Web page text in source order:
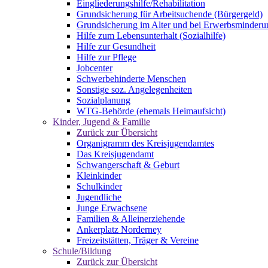
Eingliederungshilfe/Rehabilitation
Grundsicherung für Arbeitsuchende (Bürgergeld)
Grundsicherung im Alter und bei
Hilfe zum Lebensunterhalt (Sozialhilfe)
Hilfe zur Gesundheit
Hilfe zur Pflege
Jobcenter
Schwerbehinderte Menschen
Sonstige soz. Angelegenheiten
Sozialplanung
WTG-Behörde (ehemals Heimaufsicht)
Kinder, Jugend & Familie
Zurück zur Übersicht
Organigramm des Kreisjugendamtes
Das Kreisjugendamt
Schwangerschaft & Geburt
Kleinkinder
Schulkinder
Jugendliche
Junge Erwachsene
Familien & Alleinerziehende
Ankerplatz Norderney
Freizeitstätten, Träger & Vereine
Schule/Bildung
Zurück zur Übersicht